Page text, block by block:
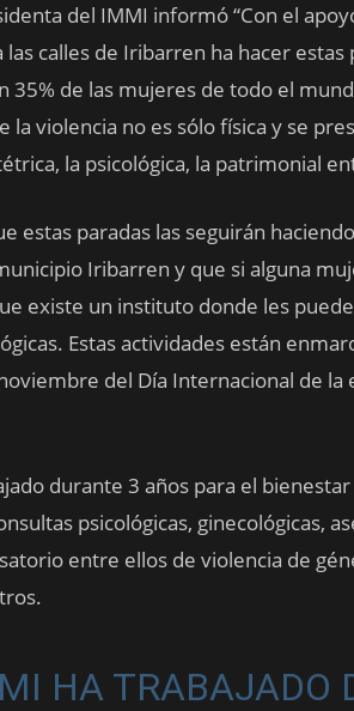
del IMMI informó “Con el
las calles de Iribarren ha hacer
35% de las mujeres de todo el
la violencia no es sólo física y se
la psicológica, la patrimonial
estas paradas las seguirán
Iribarren y que si alguna
existe un instituto donde les
Estas actividades están
del Día Internacional de la
durante 3 años para el
psicológicas, ginecológicas,
entre ellos de violencia de
HA TRABAJADO